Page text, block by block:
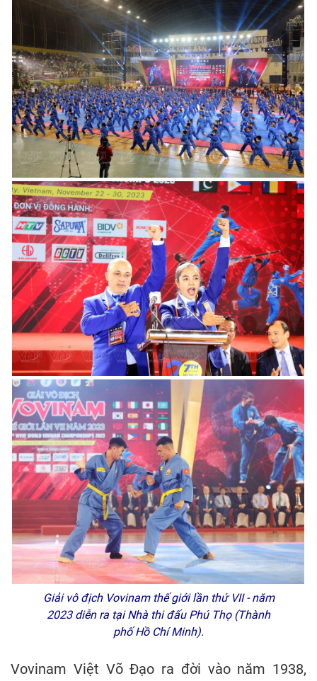
Giải vô địch Vovinam thế giới lần thứ VII - năm
2023 diễn ra tại Nhà thi đấu Phú Thọ (Thành
phố Hồ Chí Minh).
Vovinam Việt Võ Đạo ra đời vào năm 1938,